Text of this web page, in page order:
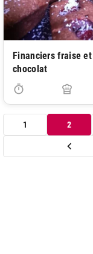
Financiers fraise et
chocolat
1 2